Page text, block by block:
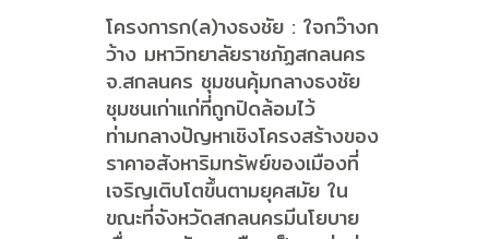
โครงการก(ล)างธงชัย : ใจกว๊างก
ว้าง มหาวิทยาลัยราชภัฏสกลนคร
จ.สกลนคร ชุมชนคุ้มกลางธงชัย
ชุมชนเก่าแก่ที่ถูกปิดล้อมไว้
ท่ามกลางปัญหาเชิงโครงสร้างของ
ราคาอสังหาริมทรัพย์ของเมืองที่
เจริญเติบโตขึ้นตามยุคสมัย ใน
ขณะที่จังหวัดสกลนครมีนโยบาย